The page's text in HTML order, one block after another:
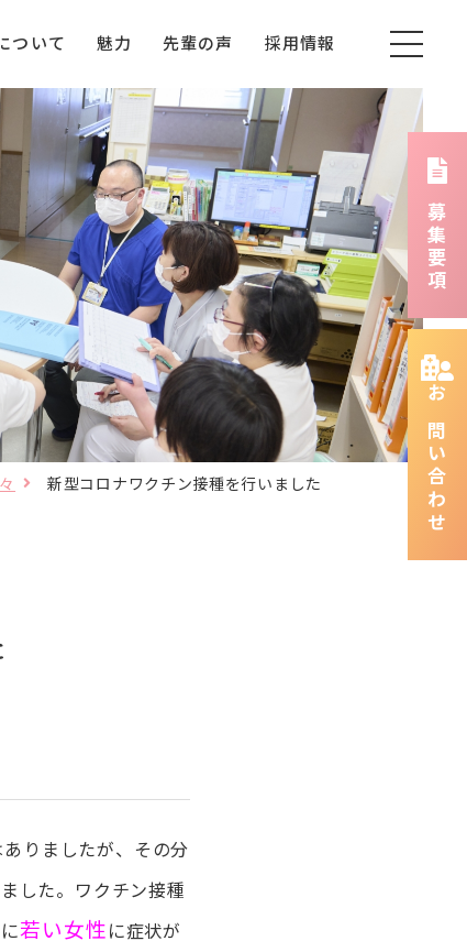
ついて 魅力 先輩の声 採用情報
新型コロナワクチン接種を行いました
ありましたが、その分
した。ワクチン接種
若い女性に症状が
募集要項
お問い合わせ